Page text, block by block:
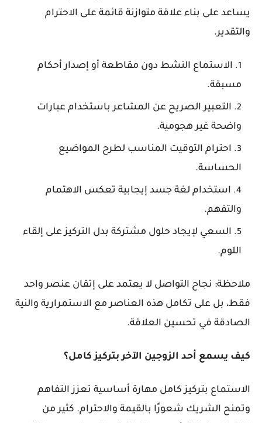
يساعد على بناء علاقة متوازنة قائمة على الاحترام
والتقدير.
الاستماع النشط دون مقاطعة أو إصدار أحكام
مسبقة.
التعبير الصريح عن المشاعر باستخدام عبارات
واضحة غير هجومية.
احترام التوقيت المناسب لطرح المواضيع
الحساسة.
استخدام لغة جسد إيجابية تعكس الاهتمام
والتفهم.
السعي لإيجاد حلول مشتركة بدل التركيز على إلقاء
اللوم.
ملاحظة: نجاح التواصل لا يعتمد على إتقان عنصر واحد
فقط، بل على تكامل هذه العناصر مع الاستمرارية والنية
الصادقة في تحسين العلاقة.
كيف يسمع أحد الزوجين الآخر بتركيز كامل؟
الاستماع بتركيز كامل مهارة أساسية تعزز التفاهم
وتمنح الشريك شعورًا بالقيمة والاحترام. كثير من